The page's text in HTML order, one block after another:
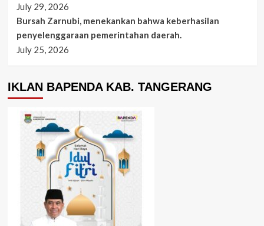
July 29, 2026
Bursah Zarnubi, menekankan bahwa keberhasilan
penyelenggaraan pemerintahan daerah.
July 25, 2026
IKLAN BAPENDA KAB. TANGERANG